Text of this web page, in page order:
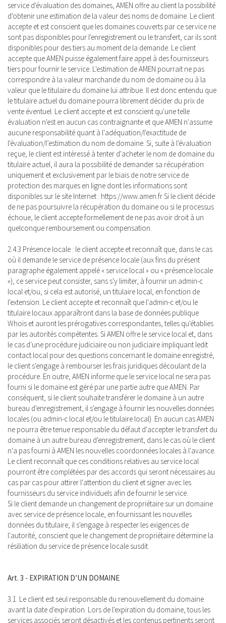
service d'évaluation des domaines, AMEN offre au client la possibilité
d'obtenir une estimation de la valeur des noms de domaine. Le client
accepte et est conscient que les domaines couverts par ce service ne
sont pas disponibles pour l'enregistrement ou le transfert, car ils sont
disponibles pour des tiers au moment de la demande. Le client
accepte que AMEN puisse également faire appel à des fournisseurs
tiers pour fournir le service. L'estimation de AMEN pourrait ne pas
correspondre à la valeur marchande du nom de domaine ou à la
valeur que le titulaire du domaine lui attribue. Il est donc entendu que
le titulaire actuel du domaine pourra librement décider du prix de
vente éventuel. Le client accepte et est conscient qu'une telle
évaluation n'est en aucun cas contraignante et que AMEN n'assume
aucune responsabilité quant à l'adéquation/l'exactitude de
l'évaluation/l’estimation du nom de domaine. Si, suite à l'évaluation
reçue, le client est intéressé à tenter d'acheter le nom de domaine du
titulaire actuel, il aura la possibilité de demander sa récupération
uniquement et exclusivement par le biais de notre service de
protection des marques en ligne dont les informations sont
disponibles sur le site Internet : https://www.amen.fr Si le client décide
de ne pas poursuivre la récupération du domaine ou si le processus
échoue, le client accepte formellement de ne pas avoir droit à un
quelconque remboursement ou compensation.
2.4.3 Présence locale : le client accepte et reconnaît que, dans le cas
où il demande le service de présence locale (aux fins du présent
paragraphe également appelé « service local » ou « présence locale
»), ce service peut consister, sans s'y limiter, à fournir un admin-c
local et/ou, si cela est autorisé, un titulaire local, en fonction de
l'extension. Le client accepte et reconnaît que l'admin-c et/ou le
titulaire locaux apparaîtront dans la base de données publique
Whois et auront les prérogatives correspondantes, telles qu'établies
par les autorités compétentes. Si AMEN offre le service local et, dans
le cas d'une procédure judiciaire ou non judiciaire impliquant ledit
contact local pour des questions concernant le domaine enregistré,
le client s'engage à rembourser les frais juridiques découlant de la
procédure. En outre, AMEN informe que le service local ne sera pas
fourni si le domaine est géré par une partie autre que AMEN. Par
conséquent, si le client souhaite transférer le domaine à un autre
bureau d'enregistrement, il s'engage à fournir les nouvelles données
locales (ou admin-c local et/ou le titulaire local). En aucun cas AMEN
ne pourra être tenue responsable du défaut d'accepter le transfert du
domaine à un autre bureau d'enregistrement, dans le cas où le client
n'a pas fourni à AMEN les nouvelles coordonnées locales à l'avance.
Le client reconnaît que ces conditions relatives au service local
pourront être complétées par des accords qui seront nécessaires au
cas par cas pour attirer l'attention du client et signer avec les
fournisseurs du service individuels afin de fournir le service.
Si le client demande un changement de propriétaire sur un domaine
avec service de présence locale, en fournissant les nouvelles
données du titulaire, il s'engage à respecter les exigences de
l'autorité, conscient que le changement de propriétaire détermine la
résiliation du service de présence locale susdit.
Art. 3 - EXPIRATION D’UN DOMAINE
3.1. Le client est seul responsable du renouvellement du domaine
avant la date d'expiration. Lors de l'expiration du domaine, tous les
services associés seront désactivés et les contenus pertinents seront